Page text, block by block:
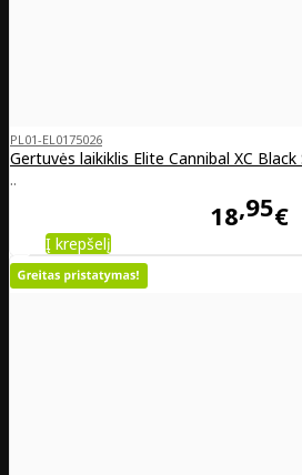
PL01-EL0175026
Gertuvės laikiklis Elite Cannibal XC
..
18 95€
Į krepšelį